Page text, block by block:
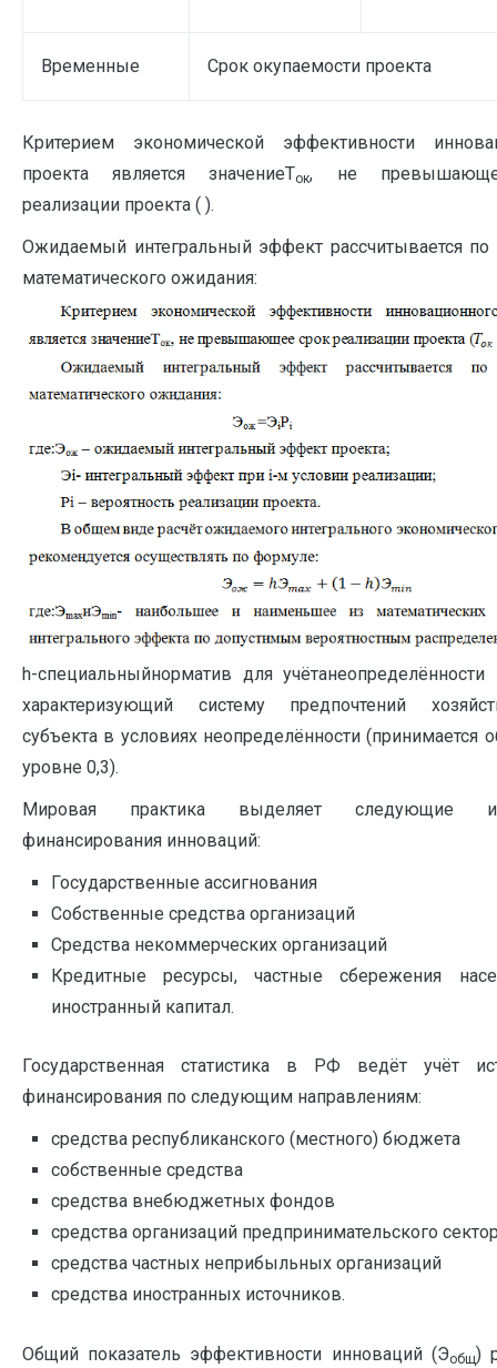
Временные Срок окупаемости проекта
Критерием экономической эффективности
проекта является значениеТок, не
реализации проекта ( ).
Ожидаемый интегральный эффект рассчитывается
математического ожидания:
h-специальныйнорматив для учётанеопределённости
характеризующий систему предпочтений
субъекта в условиях неопределённости (принимается
уровне 0,3).
Мировая практика выделяет следующие
финансирования инноваций:
Государственные ассигнования
Собственные средства организаций
Средства некоммерческих организаций
Кредитные ресурсы, частные сбережения
иностранный капитал.
Государственная статистика в РФ ведёт учёт
финансирования по следующим направлениям:
средства республиканского (местного) бюджета
собственные средства
средства внебюджетных фондов
средства организаций предпринимательского
средства частных неприбыльных организаций
средства иностранных источников.
Общий показатель эффективности инноваций (Эобщ)